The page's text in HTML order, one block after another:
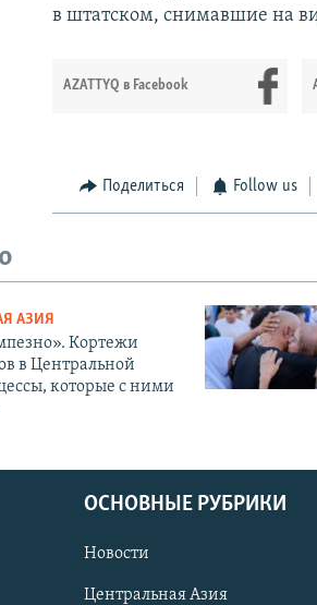
в штатском, снимавшие на
AZATTYQ в Facebook
Поделиться Follow us
АЗИЯ
Кортежи
в Центральной
которые с ними
ОСНОВНЫЕ РУБРИКИ
Новости
Центральная Азия